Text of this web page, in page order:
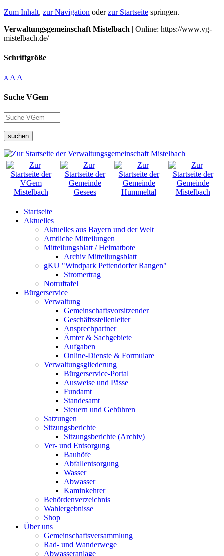
Zum Inhalt, zur Navigation oderzur Startseite springen.
Verwaltungsgemeinschaft Mistelbach | Online: https://www.vg-
mistelbach.de/
Schriftgröße
A A A
Suche VGem
suchen
Startseite
Aktuelles
Aktuelles aus Bayern und der Welt
Amtliche Mitteilungen
Mitteilungsblatt / Heimatbote
Archiv Mitteilungsblatt
gKU "Windpark Pettendorfer Rangen"
Stromertrag
Notruftafel
Bürgerservice
Verwaltung
Gemeinschaftsvorsitzender
Geschäftsstellenleiter
Ansprechpartner
Ämter & Sachgebiete
Aufgaben
Online-Dienste & Formulare
Verwaltungsgliederung
Bürgerservice-Portal
Ausweise und Pässe
Fundamt
Standesamt
Steuern und Gebühren
Satzungen
Sitzungsberichte
Sitzungsberichte (Archiv)
Ver- und Entsorgung
Bauhöfe
Abfallentsorgung
Wasser
Abwasser
Kaminkehrer
Behördenverzeichnis
Wahlergebnisse
Shop
Über uns
Gemeinschaftsversammlung
Rad- und Wanderwege
Abwasseranlage